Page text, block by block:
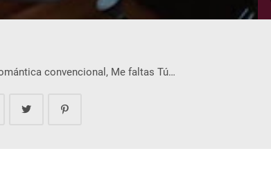
convencional, Me faltas Tú…